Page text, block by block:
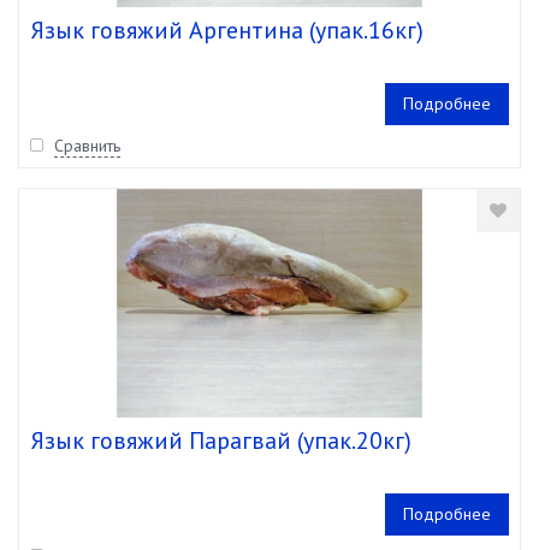
Язык говяжий Аргентина (упак.16кг)
Подробнее
Сравнить
Язык говяжий Парагвай (упак.20кг)
Подробнее